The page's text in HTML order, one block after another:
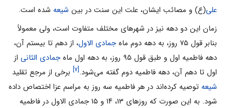
علی(ع) و مصائب ایشان، علت این سنت در بین شیعه شده است.
زمان این دو دهه نیز در شهرهای مختلف متفاوت است، ولی معمولاً
بنابر قول ۷۵ روز، به دهه دوم ماه
جمادی الاول، از دهم تا بیستم آن،
دهه فاطمیه اول و طبق قول ۹۵ روز، به دهه اول ماه
جمادی الثانی از
اول تا دهم آن، دهه فاطمیه دوم گفته می‌شود.[۷]
برخی از مرجع تقلید
شیعه توصیه کرده‌اند در هر فاطمیه سه روز به مراسم عزا اختصاص داده
شود. به این صورت که روزهای ۱۳، ۱۴ و ۱۵ جمادی الاول در فاطمیه